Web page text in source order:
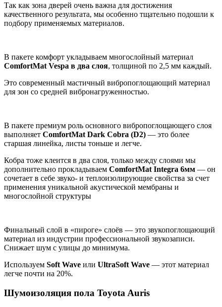
Так как зона дверей очень важна для достижения
качественного результата, мы особенно тщательно подошли к
подбору применяемых материалов.
В пакете комфорт укладываем многослойный материал
ComfortMat Vespa в два слоя, толщиной по 2,5 мм каждый.
Это современный мастичный вибропоглощающий материал
для зон со средней вибронагруженностью.
В пакете премиум роль основного вибропоглощающего слоя
выполняет ComfortMat Dark Cobra (D2) — это более
старшая линейка, листы тоньше и легче.
Кобра тоже клеится в два слоя, только между слоями мы
дополнительно прокладываем ComfortMat Integra 6мм — он
сочетает в себе звуко- и теплоизолирующие свойства за счет
применения уникальной акустической мембраны и
многослойной структуры
Финальный слой в «пироге» слоёв — это звукопоглощающий
материал из индустрии профессиональной звукозаписи.
Снижает шум с улицы до минимума.
Используем Soft Wave или UltraSoft Wave — этот материал
легче почти на 20%.
Шумоизоляция пола Toyota Auris